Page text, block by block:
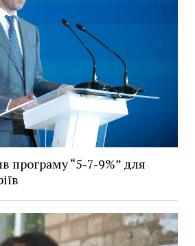
програму “5-7-9%” для